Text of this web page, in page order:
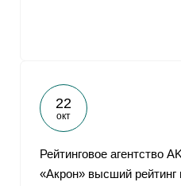
22
окт
Рейтинговое агентство
«Акрон» высший рейтинг